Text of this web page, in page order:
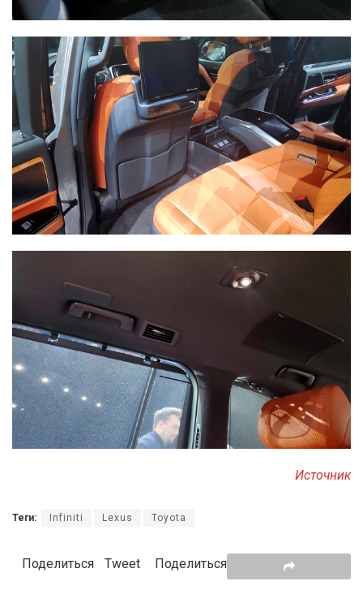
Источник
Теги: Infiniti Lexus Toyota
Поделиться Tweet Поделиться